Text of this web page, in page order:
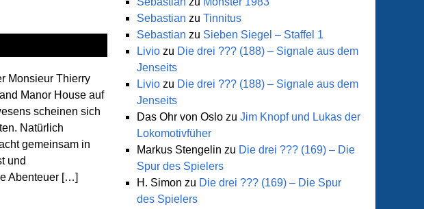
Monsieur Thierry
Manor House auf
scheinen sich
Natürlich
gemeinsam in
und
Abenteuer […]
Sebastian zu Tinnitus
Sebastian zu Sieben Siegel – Staffel 1
Livio zu Die drei ??? (188) – Signale aus dem
Jenseits
Livio zu Die drei ??? (188) – Signale aus dem
Jenseits
Das Ohr von Oslo zu Jim Knopf und Lukas der
Lokomotivfüher
Markus Stengelin zu Die drei ??? (169) – Die
Spur des Spielers
H. Simon zu Die drei ??? (169) – Die Spur
des Spielers